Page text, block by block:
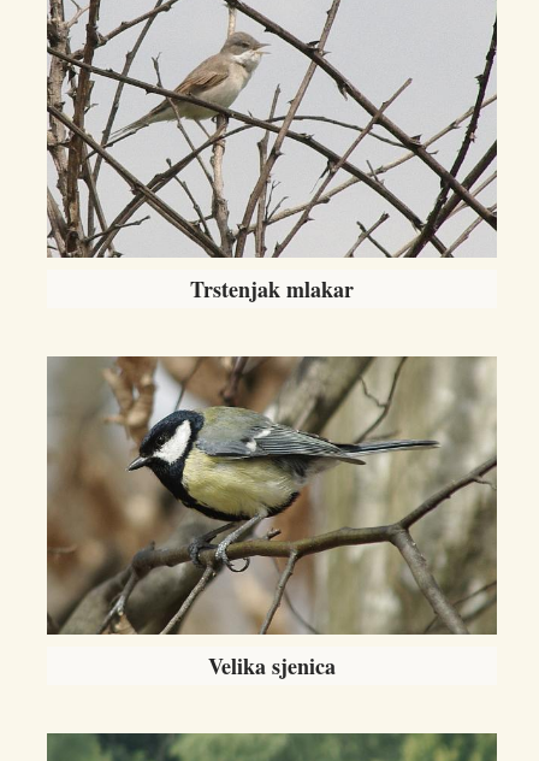
Trstenjak mlakar
Velika sjenica